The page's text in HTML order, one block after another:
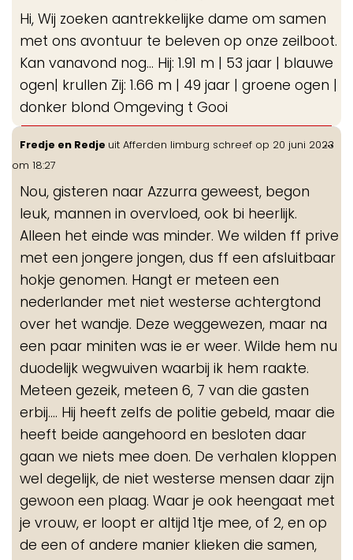
Hi, Wij zoeken aantrekkelijke dame om samen
met ons avontuur te beleven op onze zeilboot.
Kan vanavond nog… Hij: 1.91 m | 53 jaar | blauwe
ogen| krullen Zij: 1.66 m | 49 jaar | groene ogen |
donker blond Omgeving t Gooi
Fredje en Redje uit Afferden limburg schreef op 20 juni 2023
om 18:27
Nou, gisteren naar Azzurra geweest, begon
leuk, mannen in overvloed, ook bi heerlijk.
Alleen het einde was minder. We wilden ff prive
met een jongere jongen, dus ff een afsluitbaar
hokje genomen. Hangt er meteen een
nederlander met niet westerse achtergtond
over het wandje. Deze weggewezen, maar na
een paar miniten was ie er weer. Wilde hem nu
duodelijk wegwuiven waarbij ik hem raakte.
Meteen gezeik, meteen 6, 7 van die gasten
erbij.... Hij heeft zelfs de politie gebeld, maar die
heeft beide aangehoord en besloten daar
gaan we niets mee doen. De verhalen kloppen
wel degelijk, de niet westerse mensen daar zijn
gewoon een plaag. Waar je ook heengaat met
je vrouw, er loopt er altijd 1tje mee, of 2, en op
de een of andere manier klieken die samen,
...